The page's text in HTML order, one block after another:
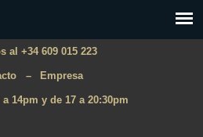
al +34 609 015 223
– Empresa
14pm y de 17 a 20:30pm